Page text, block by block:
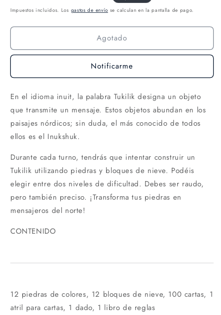
Impuestos incluidos. Los gastos de envío se calculan en la pantalla de pago.
Agotado
Notificarme
En el idioma inuit, la palabra Tukilik designa un objeto
que transmite un mensaje. Estos objetos abundan en los
paisajes nórdicos; sin duda, el más conocido de todos
ellos es el Inukshuk.
Durante cada turno, tendrás que intentar construir un
Tukilik utilizando piedras y bloques de nieve. Podéis
elegir entre dos niveles de dificultad. Debes ser raudo,
pero también preciso. ¡Transforma tus piedras en
mensajeros del norte!
CONTENIDO
12 piedras de colores, 12 bloques de nieve, 100 cartas, 1
atril para cartas, 1 dado, 1 libro de reglas